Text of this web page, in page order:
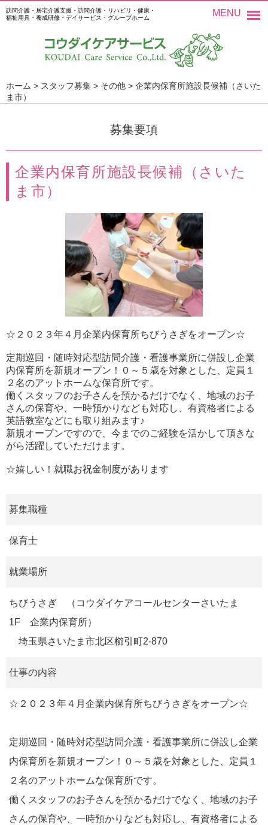
訪問介護・居宅介護支援・訪問介護・リハビリ・健康・
福祉用具・養成研修・デイサービス・グループホーム
MENU
ホーム > スタッフ募集 > その他 > 企業内保育所施設長候補（さいた
ま市）
募集要項
企業内保育所施設長候補（さいた
ま市）
☆２０２３年４月企業内保育所ちびうさぎをオープン☆
定期巡回・随時対応型訪問介護・看護事業所に併設し企業
内保育所を新規オープン！０～５歳を対象とした、定員１
２名のアットホームな保育所です。
働くスタッフのお子さんを預かるだけでなく、地域のお子
さんの保育や、一時預かりなども対応し、有資格者による
英語教室などにも取り組みます♪
新規オープンですので、今までのご経験を活かして頂きな
がら活躍していただけます。
☆嬉しい！就職お祝金制度があります
募集職種
保育士
就業場所
ちびうさぎ （コウダイケアコールセンターさいたま
1F 企業内保育所）
埼玉県さいたま市北区櫛引町2-870
仕事の内容
☆２０２３年４月企業内保育所ちびうさぎをオープン☆
定期巡回・随時対応型訪問介護・看護事業所に併設し企業
内保育所を新規オープン！０～５歳を対象とした、定員１
２名のアットホームな保育所です。
働くスタッフのお子さんを預かるだけでなく、地域のお子
さんの保育や、一時預かりなども対応し、有資格者による